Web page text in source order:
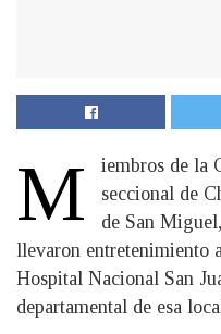
M
iembros de la
seccional de
de San
llevaron entretenimiento
Hospital Nacional San
departamental de esa